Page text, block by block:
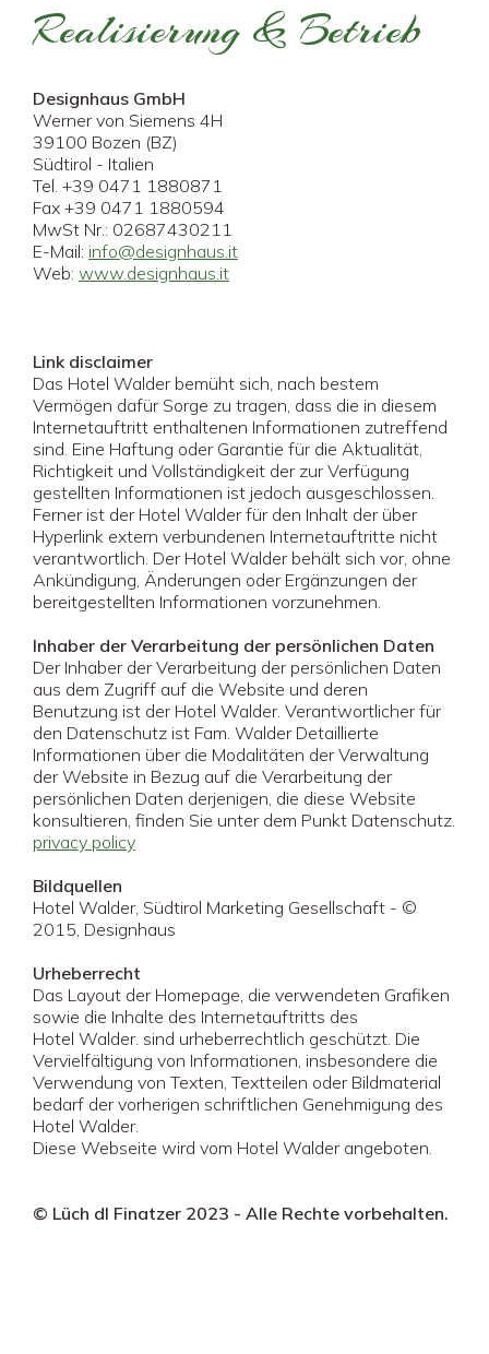
Realisierung & Betrieb
Designhaus GmbH
Werner von Siemens 4H
39100 Bozen (BZ)
Südtirol - Italien
Tel. +39 0471 1880871
Fax +39 0471 1880594
MwSt Nr.: 02687430211
E-Mail: info@designhaus.it
Web: www.designhaus.it
Link disclaimer
Das Hotel Walder bemüht sich, nach bestem
Vermögen dafür Sorge zu tragen, dass die in diesem
Internetauftritt enthaltenen Informationen zutreffend
sind. Eine Haftung oder Garantie für die Aktualität,
Richtigkeit und Vollständigkeit der zur Verfügung
gestellten Informationen ist jedoch ausgeschlossen.
Ferner ist der Hotel Walder für den Inhalt der über
Hyperlink extern verbundenen Internetauftritte nicht
verantwortlich. Der Hotel Walder behält sich vor, ohne
Ankündigung, Änderungen oder Ergänzungen der
bereitgestellten Informationen vorzunehmen.
Inhaber der Verarbeitung der persönlichen Daten
Der Inhaber der Verarbeitung der persönlichen Daten
aus dem Zugriff auf die Website und deren
Benutzung ist der Hotel Walder. Verantwortlicher für
den Datenschutz ist Fam. Walder Detaillierte
Informationen über die Modalitäten der Verwaltung
der Website in Bezug auf die Verarbeitung der
persönlichen Daten derjenigen, die diese Website
konsultieren, finden Sie unter dem Punkt Datenschutz.
privacy policy
Bildquellen
Hotel Walder, Südtirol Marketing Gesellschaft - ©
2015, Designhaus
Urheberrecht
Das Layout der Homepage, die verwendeten Grafiken
sowie die Inhalte des Internetauftritts des
Hotel Walder. sind urheberrechtlich geschützt. Die
Vervielfältigung von Informationen, insbesondere die
Verwendung von Texten, Textteilen oder Bildmaterial
bedarf der vorherigen schriftlichen Genehmigung des
Hotel Walder.
Diese Webseite wird vom Hotel Walder angeboten.
© Lüch dl Finatzer 2023 - Alle Rechte vorbehalten.